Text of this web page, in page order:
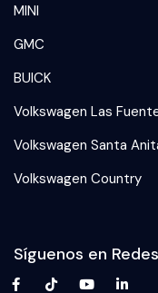
MINI
GMC
BUICK
Volkswagen Las
Volkswagen Santa
Volkswagen Country
Síguenos en Redes